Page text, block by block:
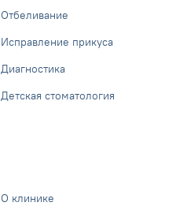
Отбеливание
Исправление прикуса
Диагностика
Детская стоматология
О клинике